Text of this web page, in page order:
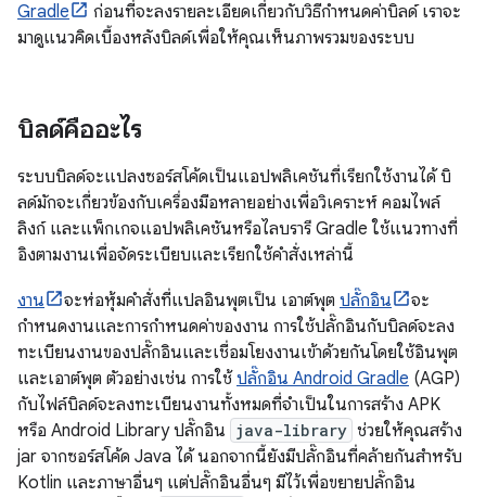
Gradle
ก่อนที่จะลงรายละเอียดเกี่ยวกับวิธีกำหนดค่าบิลด์ เราจะ
มาดูแนวคิดเบื้องหลังบิลด์เพื่อให้คุณเห็นภาพรวมของระบบ
บิลด์คืออะไร
ระบบบิลด์จะแปลงซอร์สโค้ดเป็นแอปพลิเคชันที่เรียกใช้งานได้ บิ
ลด์มักจะเกี่ยวข้องกับเครื่องมือหลายอย่างเพื่อวิเคราะห์ คอมไพล์
ลิงก์ และแพ็กเกจแอปพลิเคชันหรือไลบรารี Gradle ใช้แนวทางที่
อิงตามงานเพื่อจัดระเบียบและเรียกใช้คำสั่งเหล่านี้
งาน จะห่อหุ้มคำสั่งที่แปลอินพุตเป็น เอาต์พุต ปลั๊กอิน
จะ
กำหนดงานและการกำหนดค่าของงาน การใช้ปลั๊กอินกับบิลด์จะลง
ทะเบียนงานของปลั๊กอินและเชื่อมโยงงานเข้าด้วยกันโดยใช้อินพุต
และเอาต์พุต ตัวอย่างเช่น การใช้ ปลั๊กอิน Android Gradle (AGP)
กับไฟล์บิลด์จะลงทะเบียนงานทั้งหมดที่จำเป็นในการสร้าง APK
หรือ Android Library ปลั๊กอิน java-library ช่วยให้คุณสร้าง
jar จากซอร์สโค้ด Java ได้ นอกจากนี้ยังมีปลั๊กอินที่คล้ายกันสำหรับ
Kotlin และภาษาอื่นๆ แต่ปลั๊กอินอื่นๆ มีไว้เพื่อขยายปลั๊กอิน